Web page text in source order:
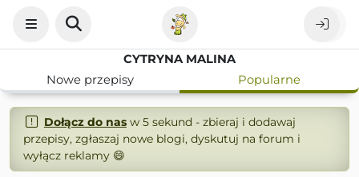
CYTRYNA MALINA
Nowe przepisy
Popularne
Dołącz do nasw 5 sekund - zbieraj i dodawaj
przepisy, zgłaszaj nowe blogi, dyskutuj na forum i
wyłącz reklamy 😄